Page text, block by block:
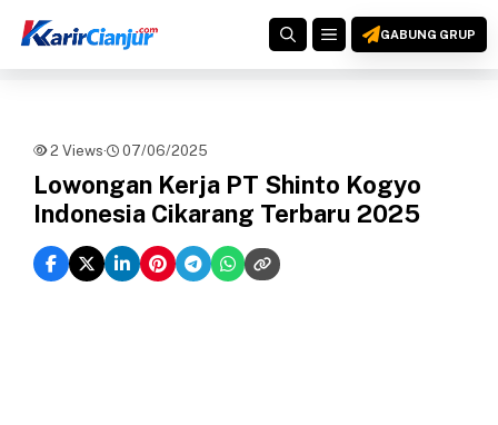
MENUGABUNG GRUP
2 Views· 07/06/2025
Lowongan Kerja PT Shinto Kogyo
Indonesia Cikarang Terbaru 2025